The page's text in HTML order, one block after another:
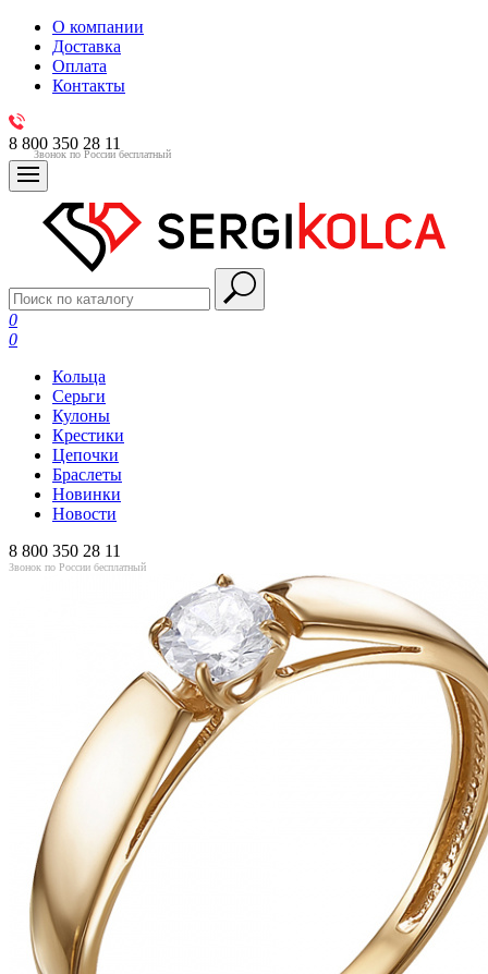
О компании
Доставка
Оплата
Контакты
8 800 350 28 11
Звонок по России бесплатный
0
0
Кольца
Серьги
Кулоны
Крестики
Цепочки
Браслеты
Новинки
Новости
8 800 350 28 11
Звонок по России бесплатный